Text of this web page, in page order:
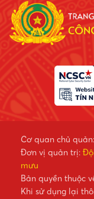
Cơ quan chủ quản:
Đơn vị quản trị:
mưu
Bản quyền thuộc
Khi sử dụng lại